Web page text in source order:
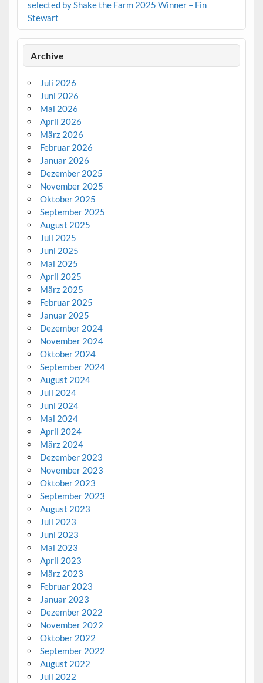
selected by Shake the Farm 2025 Winner – Fin
Stewart
Archive
Juli 2026
Juni 2026
Mai 2026
April 2026
März 2026
Februar 2026
Januar 2026
Dezember 2025
November 2025
Oktober 2025
September 2025
August 2025
Juli 2025
Juni 2025
Mai 2025
April 2025
März 2025
Februar 2025
Januar 2025
Dezember 2024
November 2024
Oktober 2024
September 2024
August 2024
Juli 2024
Juni 2024
Mai 2024
April 2024
März 2024
Dezember 2023
November 2023
Oktober 2023
September 2023
August 2023
Juli 2023
Juni 2023
Mai 2023
April 2023
März 2023
Februar 2023
Januar 2023
Dezember 2022
November 2022
Oktober 2022
September 2022
August 2022
Juli 2022